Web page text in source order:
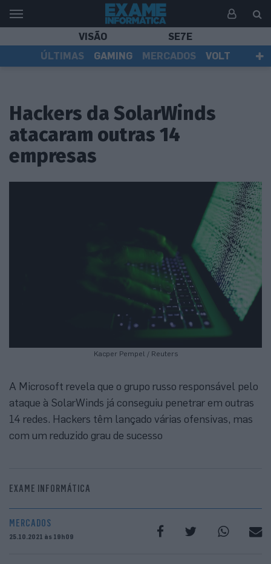
VISÃO
SE7E
ÚLTIMAS
GAMING MERCADOS
VOLT
Hackers da SolarWinds
atacaram outras 14
empresas
Kacper Pempel / Reuters
A Microsoft revela que o grupo russo responsável pelo
ataque à SolarWinds já conseguiu penetrar em outras
14 redes. Hackers têm lançado várias ofensivas, mas
com um reduzido grau de sucesso
EXAME INFORMÁTICA
MERCADOS
25.10.2021 às 19h09